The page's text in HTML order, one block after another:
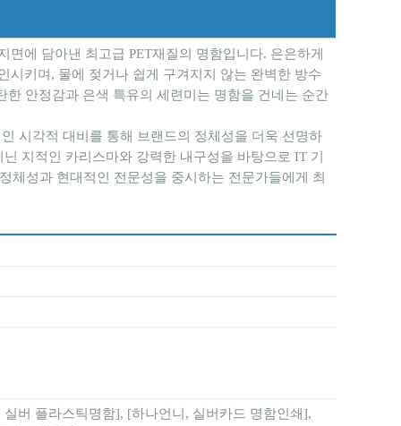
에 담아낸 최고급 PET재질의 명함입니다. 은은하게
시키며, 물에 젖거나 쉽게 구겨지지 않는 완벽한 방수
안정감과 은색 특유의 세련미는 명함을 건네는 순간
시각적 대비를 통해 브랜드의 정체성을 더욱 선명하
지적인 카리스마와 강력한 내구성을 바탕으로 IT 기
체성과 현대적인 전문성을 중시하는 전문가들에게 최
버 플라스틱명함], [하나언니, 실버카드 명함인쇄],